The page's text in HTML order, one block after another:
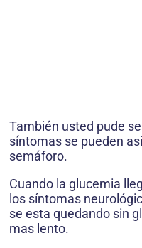
También usted pude
síntomas se pueden
semáforo.
Cuando la glucemia
los síntomas
se esta quedando sin
mas lento.